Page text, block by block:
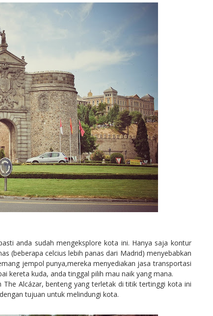
anda sudah mengeksplore kota ini. Hanya saja kontur
(beberapa celcius lebih panas dari Madrid) menyebabkan
jempol punya,mereka menyediakan jasa transportasi
kereta kuda, anda tinggal pilih mau naik yang mana.
Alcázar, benteng yang terletak di titik tertinggi kota ini
tujuan untuk melindungi kota.